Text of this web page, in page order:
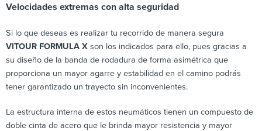
Velocidades extremas con alta seguridad
Si lo que deseas es realizar tu recorrido de manera segura
VITOUR FORMULA X son los indicados para ello, pues gracias a
su diseño de la banda de rodadura de forma asimétrica que
proporciona un mayor agarre y estabilidad en el camino podrás
tener garantizado un trayecto sin inconvenientes.
La estructura interna de estos neumáticos tienen un compuesto de
doble cinta de acero que le brinda mayor resistencia y mayor